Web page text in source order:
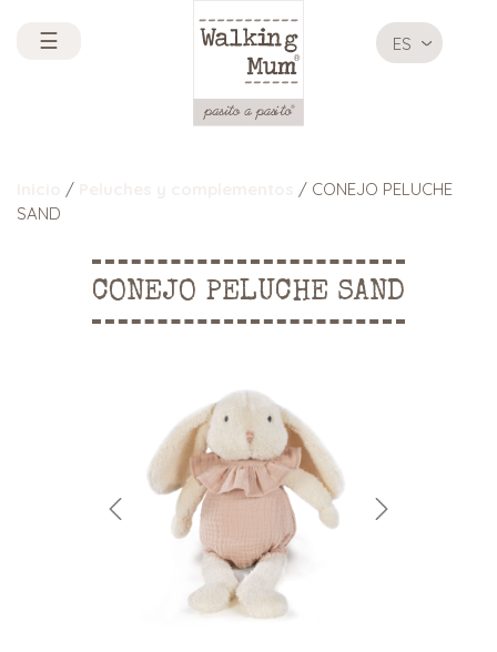
☰ ES
/
/ CONEJO PELUCHE
SAND
CONEJO PELUCHE SAND